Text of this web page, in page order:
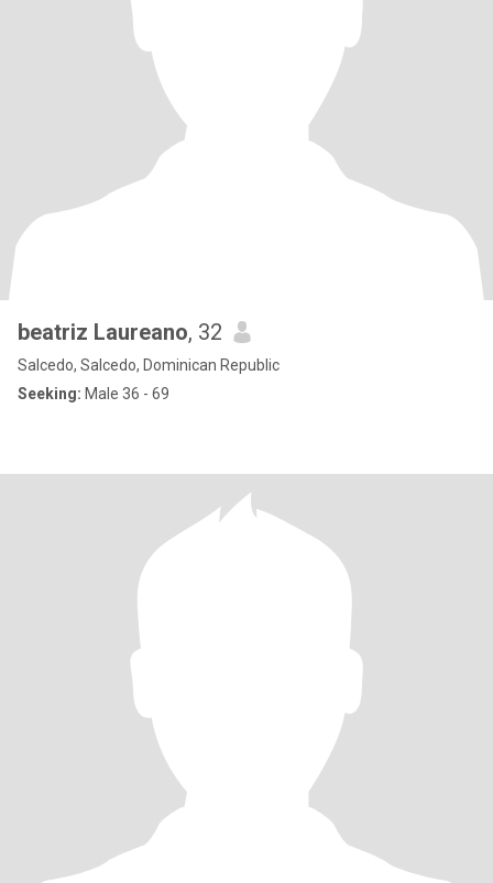
beatriz Laureano, 32
Salcedo, Salcedo, Dominican Republic
Seeking: Male 36 - 69